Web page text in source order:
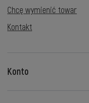
Chcę wymienić towar
Kontakt
Konto